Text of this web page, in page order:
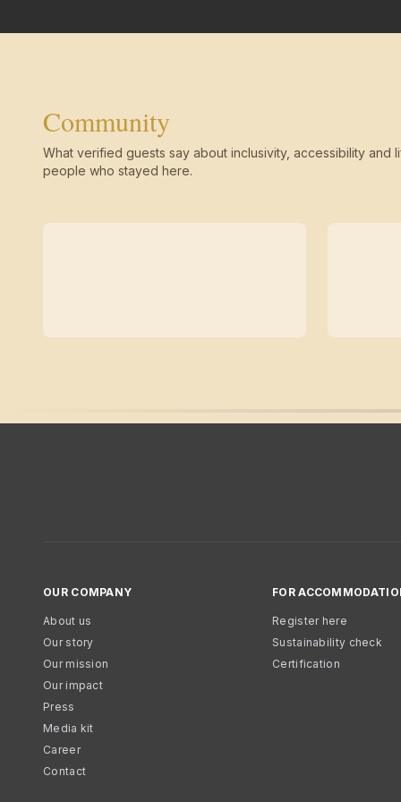
Community
What verified guests say about inclusivity, accessibility and
people who stayed here.
OUR COMPANY
About us
Our story
Our mission
Our impact
Press
Media kit
Career
Contact
FOR
Register here
Sustainability check
Certification